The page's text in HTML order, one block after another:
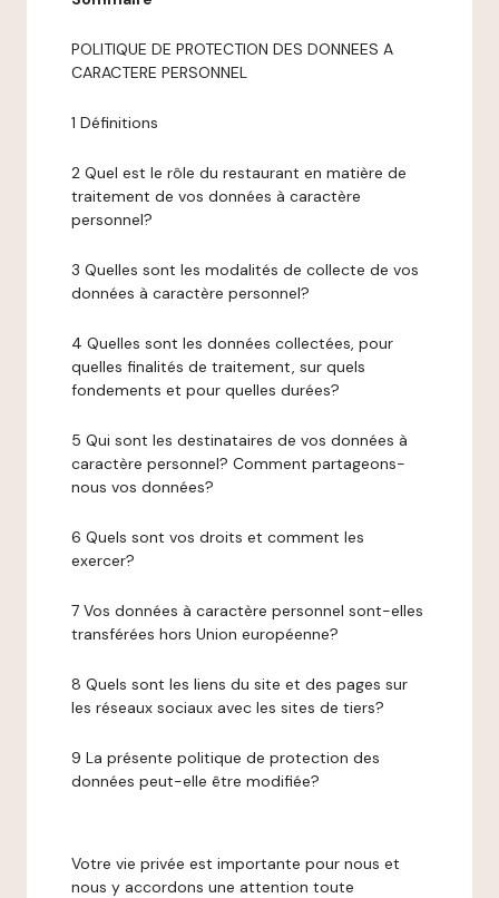
POLITIQUE DE PROTECTION DES DONNEES A
CARACTERE PERSONNEL
1 Définitions
2 Quel est le rôle du restaurant en matière de
traitement de vos données à caractère
personnel?
3 Quelles sont les modalités de collecte de vos
données à caractère personnel?
4 Quelles sont les données collectées, pour
quelles finalités de traitement, sur quels
fondements et pour quelles durées?
5 Qui sont les destinataires de vos données à
caractère personnel? Comment partageons-
nous vos données?
6 Quels sont vos droits et comment les
exercer?
7 Vos données à caractère personnel sont-elles
transférées hors Union européenne?
8 Quels sont les liens du site et des pages sur
les réseaux sociaux avec les sites de tiers?
9 La présente politique de protection des
données peut-elle être modifiée?
Votre vie privée est importante pour nous et
nous y accordons une attention toute